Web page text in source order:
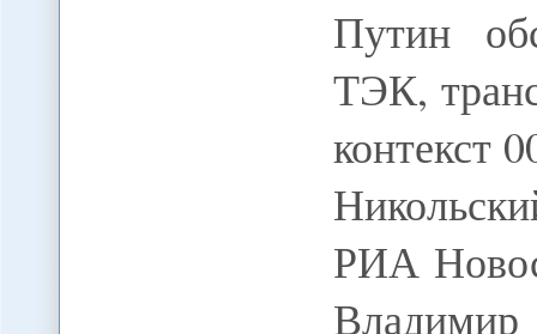
Путин
ТЭК,
контекст
РИА